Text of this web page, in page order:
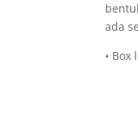
ada
• Box